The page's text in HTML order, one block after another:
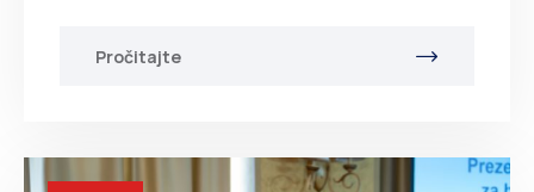
Pročitajte